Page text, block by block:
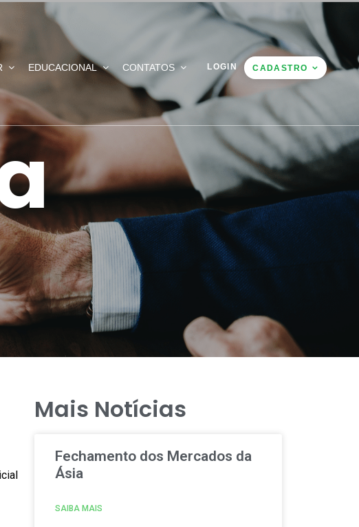
EDUCACIONAL CONTATOS LOGIN CADASTRO
Mais Notícias
Fechamento dos Mercados da
Ásia
SAIBA MAIS